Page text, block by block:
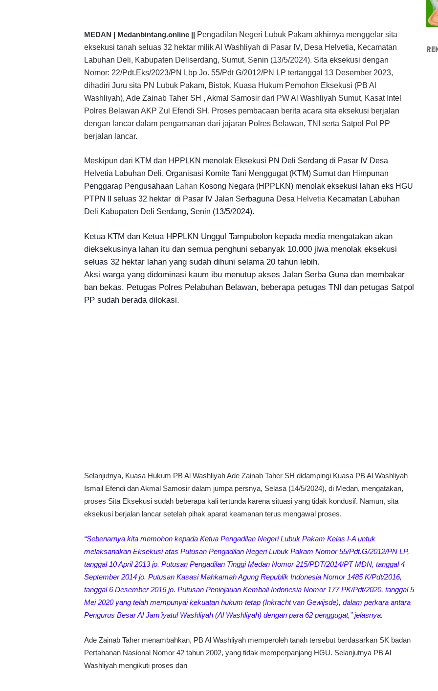
MEDAN | Medanbintang.online || Pengadilan Negeri Lubuk Pakam akhirnya menggelar sita
eksekusi tanah seluas 32 hektar milik Al Washliyah di Pasar IV, Desa Helvetia, Kecamatan
Labuhan Deli, Kabupaten Deliserdang, Sumut, Senin (13/5/2024). Sita eksekusi dengan
Nomor: 22/Pdt.Eks/2023/PN Lbp Jo. 55/Pdt G/2012/PN LP tertanggal 13 Desember 2023,
dihadiri Juru sita PN Lubuk Pakam, Bistok, Kuasa Hukum Pemohon Eksekusi (PB Al
Washliyah), Ade Zainab Taher SH , Akmal Samosir dari PW Al Washliyah Sumut, Kasat Intel
Polres Belawan AKP Zul Efendi SH. Proses pembacaan berita acara sita eksekusi berjalan
dengan lancar dalam pengamanan dari jajaran Polres Belawan, TNI serta Satpol Pol PP
berjalan lancar.
Meskipun dari KTM dan HPPLKN menolak Eksekusi PN Deli Serdang di Pasar IV Desa
Helvetia Labuhan Deli, Organisasi Komite Tani Menggugat (KTM) Sumut dan Himpunan
Penggarap Pengusahaan Lahan Kosong Negara (HPPLKN) menolak eksekusi lahan eks HGU
PTPN II seluas 32 hektar di Pasar IV Jalan Serbaguna Desa Helvetia Kecamatan Labuhan
Deli Kabupaten Deli Serdang, Senin (13/5/2024).
Ketua KTM dan Ketua HPPLKN Unggul Tampubolon kepada media mengatakan akan
dieksekusinya lahan itu dan semua penghuni sebanyak 10.000 jiwa menolak eksekusi
seluas 32 hektar lahan yang sudah dihuni selama 20 tahun lebih.
Aksi warga yang didominasi kaum ibu menutup akses Jalan Serba Guna dan membakar
ban bekas. Petugas Polres Pelabuhan Belawan, beberapa petugas TNI dan petugas Satpol
PP sudah berada dilokasi.
Selanjutnya, Kuasa Hukum PB Al Washliyah Ade Zainab Taher SH didampingi Kuasa PB Al Washliyah
Ismail Efendi dan Akmal Samosir dalam jumpa persnya, Selasa (14/5/2024), di Medan, mengatakan,
proses Sita Eksekusi sudah beberapa kali tertunda karena situasi yang tidak kondusif. Namun, sita
eksekusi berjalan lancar setelah pihak aparat keamanan terus mengawal proses.
“Sebenarnya kita memohon kepada Ketua Pengadilan Negeri Lubuk Pakam Kelas I-A untuk
melaksanakan Eksekusi atas Putusan Pengadilan Negeri Lubuk Pakam Nomor 55/Pdt.G/2012/PN LP,
tanggal 10 April 2013 jo. Putusan Pengadilan Tinggi Medan Nomor 215/PDT/2014/PT MDN, tanggal 4
September 2014 jo. Putusan Kasasi Mahkamah Agung Republik Indonesia Nomor 1485 K/Pdt/2016,
tanggal 6 Desember 2016 jo. Putusan Peninjauan Kembali Indonesia Nomor 177 PK/Pdt/2020, tanggal 5
Mei 2020 yang telah mempunyai kekuatan hukum tetap (Inkracht van Gewijsde), dalam perkara antara
Pengurus Besar Al Jam’iyatul Washliyah (Al Washliyah) dengan para 62 penggugat,” jelasnya.
Ade Zainab Taher menambahkan, PB Al Washliyah memperoleh tanah tersebut berdasarkan SK badan
Pertahanan Nasional Nomor 42 tahun 2002, yang tidak memperpanjang HGU. Selanjutnya PB Al
Washliyah mengikuti proses dan